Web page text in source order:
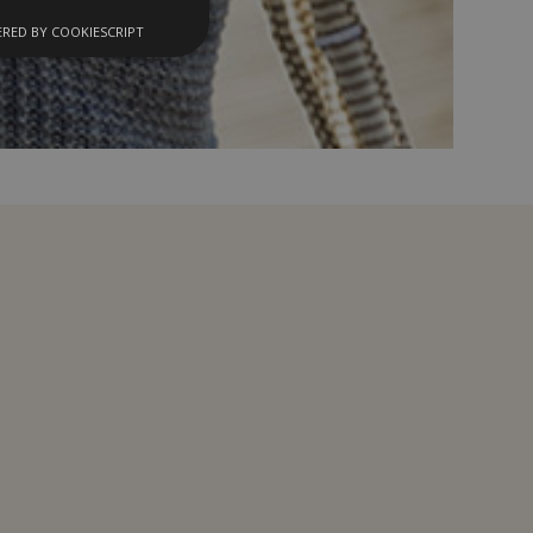
BY COOKIESCRIPT